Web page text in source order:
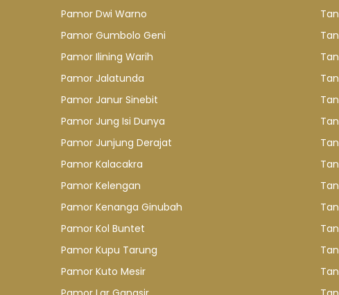
Pamor Dwi Warno
Pamor Gumbolo Geni
Pamor Ilining Warih
Pamor Jalatunda
Pamor Janur Sinebit
Pamor Jung Isi Dunya
Pamor Junjung Derajat
Pamor Kalacakra
Pamor Kelengan
Pamor Kenanga Ginubah
Pamor Kol Buntet
Pamor Kupu Tarung
Pamor Kuto Mesir